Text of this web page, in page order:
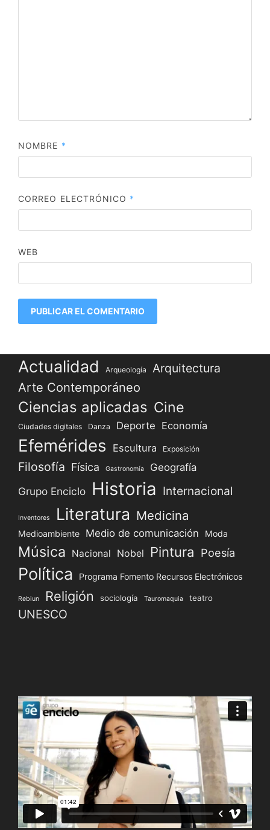
NOMBRE *
CORREO ELECTRÓNICO *
WEB
Actualidad Arqueología Arquitectura
Arte Contemporáneo
Ciencias aplicadas Cine
Ciudades digitales Danza Deporte Economía
Efemérides Escultura Exposición
Filosofía Física Gastronomía Geografía
Grupo Enciclo Historia Internacional
Inventores Literatura Medicina
Medioambiente Medio de comunicación Moda
Música Nacional Nobel Pintura Poesía
Política Programa Fomento Recursos Electrónicos
Rebiun Religión sociología Tauromaquia teatro
UNESCO